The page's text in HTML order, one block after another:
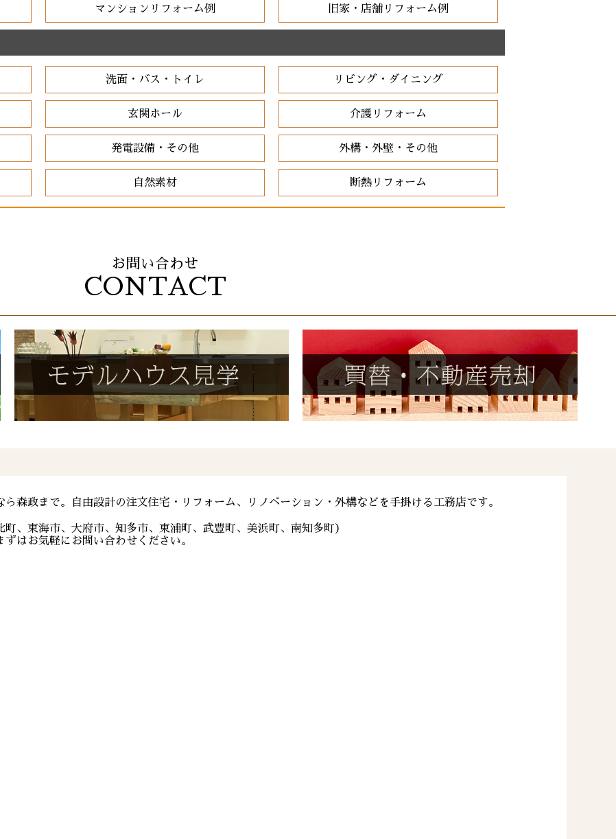
マンションリフォーム例 旧家・店舗リフォーム例
洗面・バス・トイレ リビング・ダイニング
玄関ホール 介護リフォーム
発電設備・その他 外構・外壁・その他
自然素材 断熱リフォーム
お問い合わせ
CONTACT
森政まで。自由設計の注文住宅・リフォーム、リノベーション・外構などを手掛ける工務店です。
、東海市、大府市、知多市、東浦町、武豊町、美浜町、南知多町）
はお気軽にお問い合わせください。